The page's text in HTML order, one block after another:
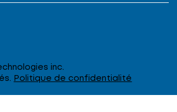
inc.
Politique de confidentialité